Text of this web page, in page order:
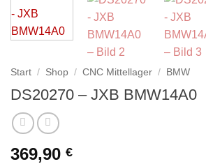
Start / Shop / CNC Mittellager / BMW
DS20270 – JXB BMW14A0
369,90 €